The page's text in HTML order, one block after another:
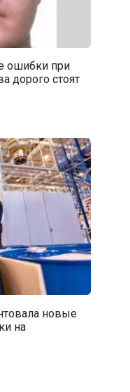
ошибки при
дорого стоят
новые
на